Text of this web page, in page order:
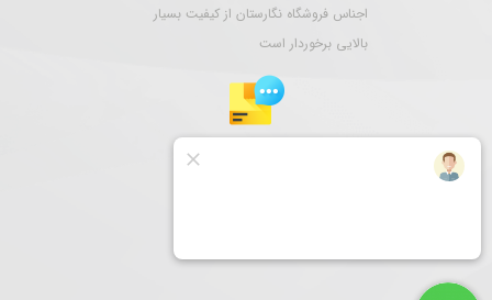
اجناس فروشگاه نگارستان از کیفیت بسیار
بالایی برخوردار است